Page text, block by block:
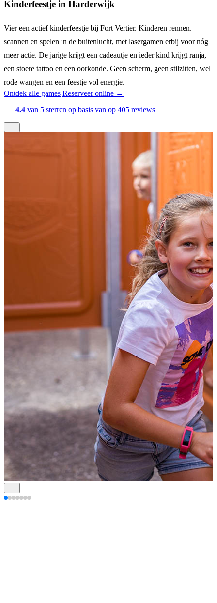
Kinderfeestje in Harderwijk
Vier een actief kinderfeestje bij Fort Vertier. Kinderen rennen,
scannen en spelen in de buitenlucht, met lasergamen erbij voor nóg
meer actie. De jarige krijgt een cadeautje en ieder kind krijgt ranja,
een stoere tattoo en een oorkonde. Geen scherm, geen stilzitten, wel
rode wangen en een feestje vol energie.
Ontdek alle games Reserveer online →
4.4 van 5 sterren op basis van op 405 reviews